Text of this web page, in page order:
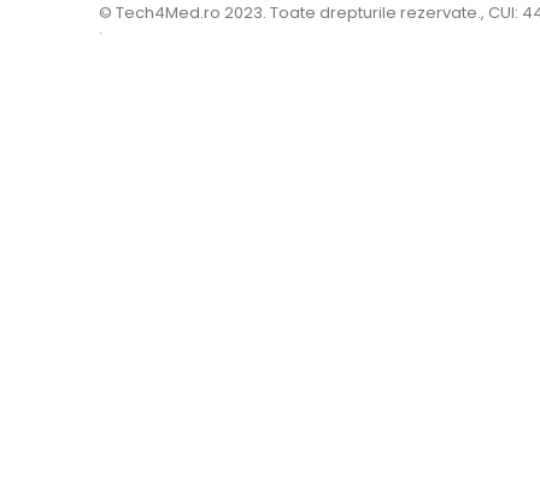
© Tech4Med.ro 2023. Toate drepturile rezervate., CUI:
.